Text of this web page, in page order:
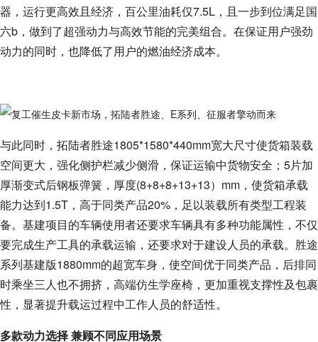
器，运行更高效且经济，百公里油耗仅7.5L，且一步到位满足国
六b，做到了超强动力与高效节能的完美组合。在保证用户强劲
动力的同时，也降低了用户的燃油经济成本。
与此同时，拓陆者胜途1805*1580*440mm宽大尺寸使货箱装载
空间更大，强化侧护栏减少侧滑，保证运输中货物安全；5片加
厚渐变式后钢板弹簧，厚度(8+8+8+13+13）mm，使货箱承载
能力达到1.5T，高于同类产品20%，足以装载所有类型工程装
备。基建项目的车辆使用者还要求车辆具有多种功能属性，不仅
要完成生产工具的承载运输，还要求对于建设人员的承载。胜途
系列基建版1880mm的超宽车身，使空间优于同类产品，后排同
时乘坐三人也不拥挤，高端仿生学座椅，更加重视支撑性及包裹
性，显著提升载运过程中工作人员的舒适性。
多款动力选择 兼顾不同应用场景